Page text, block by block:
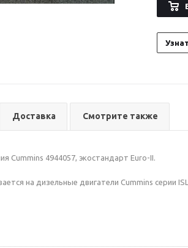
Доставка Смотрите также
Cummins 4944057, экостандарт Euro-II.
на дизельные двигатели Cummins серии